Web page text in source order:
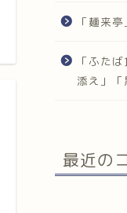
「麺来
「ふた
添え」「
最近の